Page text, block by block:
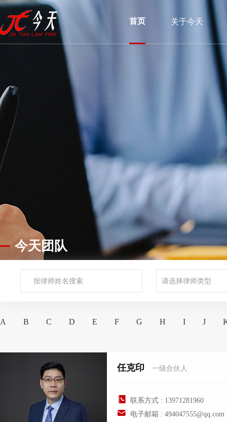
首页 关于今天
今天团队
A B C D E F G H I J
任克印 一级合伙人
联系方式 : 13971281960
电子邮箱 : 494047555@qq.com